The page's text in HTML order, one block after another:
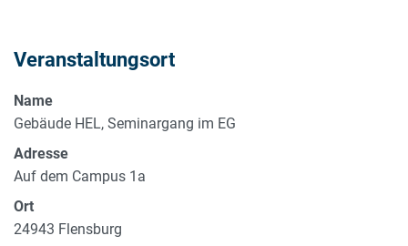
Veranstaltungsort
Name
Gebäude HEL, Seminargang im EG
Adresse
Auf dem Campus 1a
Ort
24943 Flensburg